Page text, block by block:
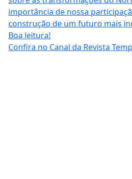
Confira no Canal da Revista